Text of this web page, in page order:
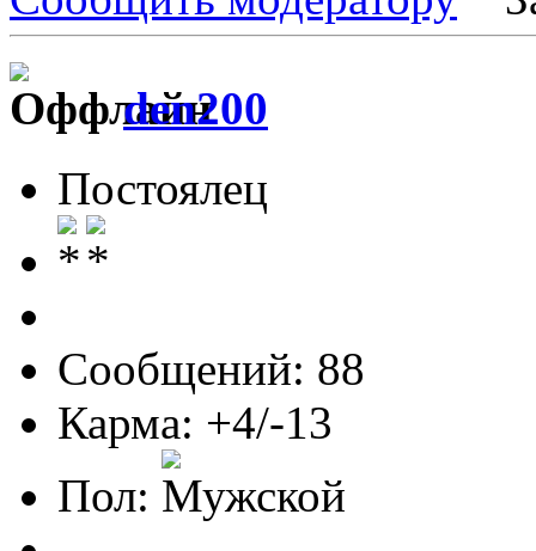
den200
Постоялец
Сообщений: 88
Карма: +4/-13
Пол: